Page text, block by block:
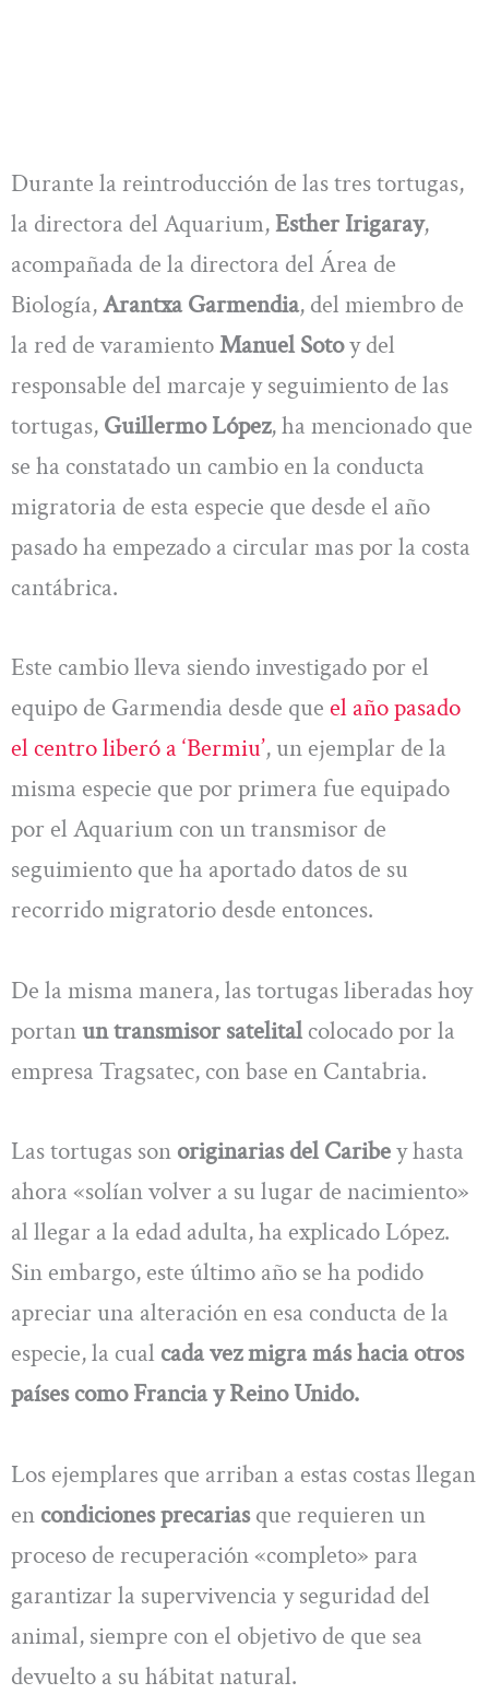
Durante la reintroducción de las tres tortugas,
la directora del Aquarium,Esther Irigaray,
acompañada de la directora del Área de
Biología,Arantxa Garmendia, del miembro de
la red de varamientoManuel Sotoy del
responsable del marcaje y seguimiento de las
tortugas, Guillermo López, ha mencionado que
se ha constatado un cambio en la conducta
migratoria de esta especie que desde el año
pasado ha empezado a circular mas por la costa
cantábrica.
Este cambio lleva siendo investigado por el
equipo de Garmendia desde que el año pasado
el centro liberó a ‘Bermiu’, un ejemplar de la
misma especie que por primera fue equipado
por el Aquarium con un transmisor de
seguimiento que ha aportado datos de su
recorrido migratorio desde entonces.
De la misma manera, las tortugas liberadas hoy
portanun transmisor satelital colocado por la
empresa Tragsatec, con base en Cantabria.
Las tortugas son originarias del Caribey hasta
ahora «solían volver a su lugar de nacimiento»
al llegar a la edad adulta, ha explicado López.
Sin embargo, este último año se ha podido
apreciar una alteración en esa conducta de la
especie, la cual cada vez migra más hacia otros
países como Francia y Reino Unido.
Los ejemplares que arriban a estas costas llegan
en condiciones precariasque requieren un
proceso de recuperación «completo» para
garantizar la supervivencia y seguridad del
animal, siempre con el objetivo de que sea
devuelto a su hábitat natural.